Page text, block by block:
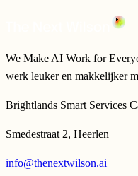
We Make AI Work for
werk leuker en makkelijker
Brightlands Smart Services
Smedestraat 2, Heerlen
info@thenextwilson.ai